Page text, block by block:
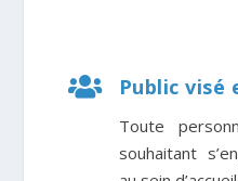
 Public visé
Toute
souhaitant